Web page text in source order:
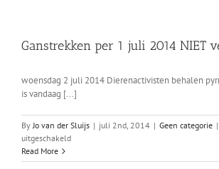
Ganstrekken per 1 juli 2014 NIET
woensdag 2 juli 2014 Dierenactivisten behalen
is vandaag [...]
ByJo van der Sluijs | juli 2nd, 2014 | Geen categorie |
uitgeschakeldvoor
per
Read More